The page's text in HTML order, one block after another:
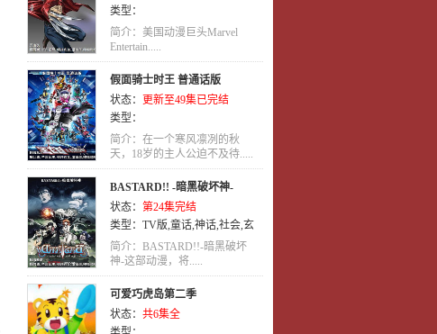
类型：
简介：美国动漫巨头Marvel
Entertain.....
假面骑士时王 普通话版
状态： 更新至49集已完结
类型：
简介：在一个寒风凛冽的秋
天，18岁的主人公迫不及待.....
BASTARD!! -暗黑破坏神-
状态： 第24集完结
类型： TV版,童话,神话,社会,玄
幻,少年,少年爱,同人 ,青春,魔法
其他,战争,萝莉,惊悚
女性向,宠物,推理,忍者,职场,吸
血鬼,穿越,武侠,格斗
百合,恐怖,耽美
简介：BASTARD!!-暗黑破坏
神-这部动漫，将.....
可爱巧虎岛第二季
状态： 共6集全